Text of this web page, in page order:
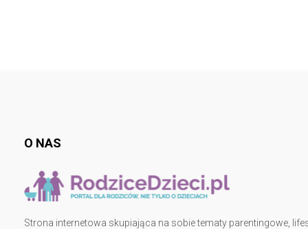
O NAS
Strona internetowa skupiająca na sobie tematy parentingowe,